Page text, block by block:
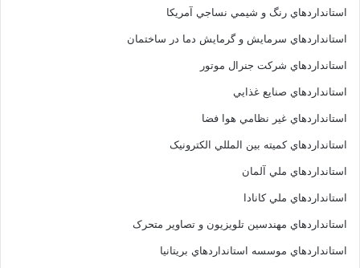
استانداردهاي رنگ و شيمي نساجي آمريکا
استانداردهاي سرمايش و گرمايش دما در ساختمان
استانداردهاي شرکت جنرال موتور
استانداردهاي صنايع غذايي
استانداردهاي غير نظامي هوا فضا
استانداردهاي کميته بين المللي الکترونيک
استانداردهاي ملي آلمان
استانداردهاي ملي کانادا
استانداردهاي مهندسين تلويزيون و تصاوير متحرک
استانداردهاي موسسه استانداردهاي بريتانيا